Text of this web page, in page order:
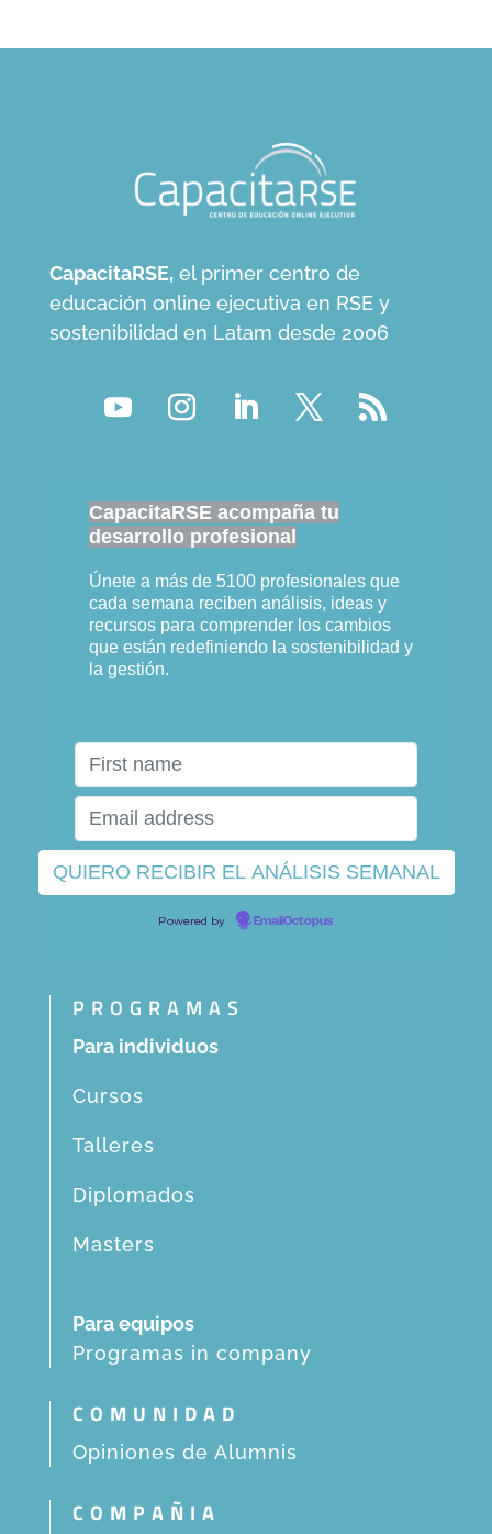
CapacitaRSE, el primer centro de
educación online ejecutiva en RSE y
sostenibilidad en Latam desde 2006
CapacitaRSE acompaña tu
desarrollo profesional
Únete a más de 5100 profesionales que
cada semana reciben análisis, ideas y
recursos para comprender los cambios
que están redefiniendo la sostenibilidad y
la gestión.
Powered by EmailOctopus
PROGRAMAS
Para individuos
Cursos
Talleres
Diplomados
Masters
Para equipos
Programas in company
COMUNIDAD
Opiniones de Alumnis
COMPAÑIA